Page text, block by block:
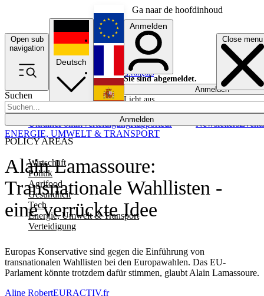
Ga naar de hoofdinhoud
Open sub
navigation
Close menu
Suchen
Anmelden
POLICY AREAS
Wirtschaft
Politik
Agrifood
Gesundheit
Tech
Energie, Umwelt & Transport
Verteidigung
UkrainePolitikVerteidigungRapporteur NewslettersEvents
Deutsch
English
Français
Anmelden
Sie sind abgemeldet.
Anmelden
Licht aus
Alain Lamassoure:
Transnationale Wahllisten -
eine verrückte Idee
Europas Konservative sind gegen die Einführung von
transnationalen Wahllisten bei den Europawahlen. Das EU-
Parlament könnte trotzdem dafür stimmen, glaubt Alain Lamassoure.
ENERGIE, UMWELT & TRANSPORT
Aline RobertEURACTIV.fr